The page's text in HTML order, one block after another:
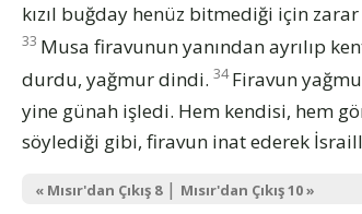
kızıl buğday henüz bitmediği için
33 Musa firavunun yanından ayrılıp
durdu, yağmur dindi. 34 Firavun
yine günah işledi. Hem kendisi, hem
söylediği gibi, firavun inat ederek
« Mısır'dan Çıkış 8| Mısır'dan Çıkış 10 »